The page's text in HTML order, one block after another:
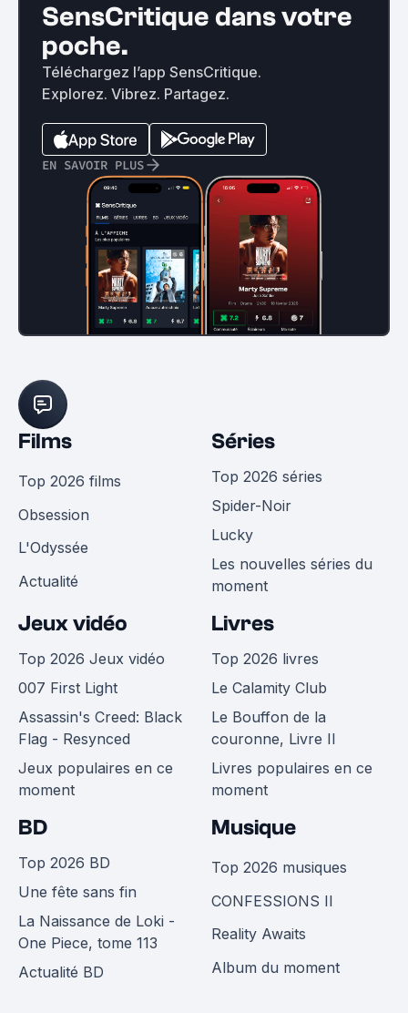
SensCritique dans votre
poche.
Téléchargez l’app SensCritique.
Explorez. Vibrez. Partagez.
EN SAVOIR PLUS
Films
Top 2026 films
Obsession
L'Odyssée
Actualité
Séries
Top 2026 séries
Spider-Noir
Lucky
Les nouvelles séries du
moment
Jeux vidéo
Top 2026 Jeux vidéo
007 First Light
Assassin's Creed: Black
Flag - Resynced
Jeux populaires en ce
moment
Livres
Top 2026 livres
Le Calamity Club
Le Bouffon de la
couronne, Livre II
Livres populaires en ce
moment
BD
Top 2026 BD
Une fête sans fin
La Naissance de Loki -
One Piece, tome 113
Actualité BD
Musique
Top 2026 musiques
CONFESSIONS II
Reality Awaits
Album du moment